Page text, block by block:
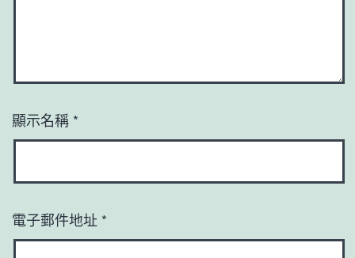
顯示名稱 *
電子郵件地址 *